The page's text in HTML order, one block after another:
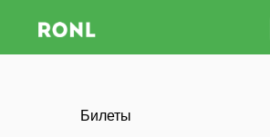
Билеты